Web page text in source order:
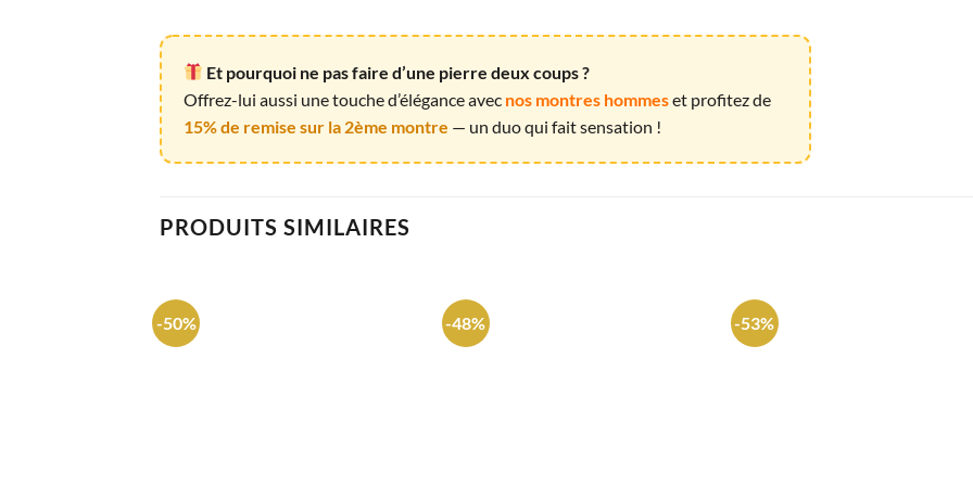
Et pourquoi ne pas faire d’une pierre deux coups ?
Offrez-lui aussi une touche d’élégance avec nos montres hommeset profitez de
15% de remise sur la 2ème montre — un duo qui fait sensation !
PRODUITS SIMILAIRES
-50% -48% -53%